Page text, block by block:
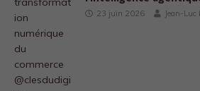
23 juin 2026 Jean-Luc